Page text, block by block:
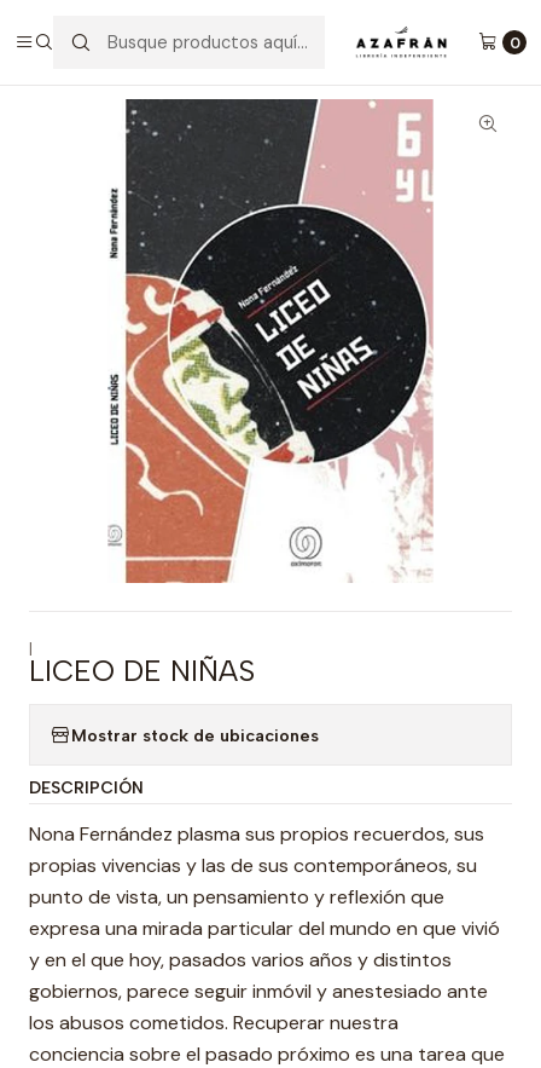
0
Liceo De Niñas
|
LICEO DE NIÑAS
Mostrar stock de ubicaciones
DESCRIPCIÓN
Nona Fernández plasma sus propios recuerdos, sus
propias vivencias y las de sus contemporáneos, su
punto de vista, un pensamiento y reflexión que
expresa una mirada particular del mundo en que vivió
y en el que hoy, pasados varios años y distintos
gobiernos, parece seguir inmóvil y anestesiado ante
los abusos cometidos. Recuperar nuestra
conciencia sobre el pasado próximo es una tarea que